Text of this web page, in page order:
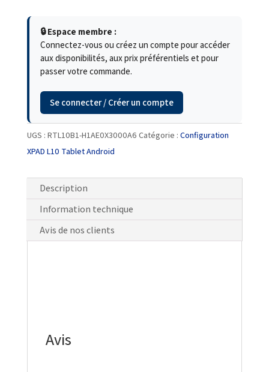
🔒 Espace membre :
Connectez-vous ou créez un compte pour accéder
aux disponibilités, aux prix préférentiels et pour
passer votre commande.
Se connecter / Créer un compte
UGS : RTL10B1-H1AE0X3000A6 Catégorie : Configuration
XPAD L10 Tablet Android
Description
Information technique
Avis de nos clients
Avis